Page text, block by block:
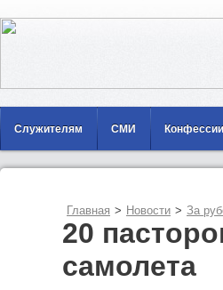
Служителям СМИ Конфессии
Главная > Новости > За
20
самолета